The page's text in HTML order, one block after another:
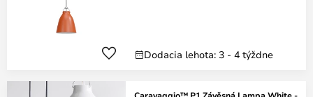
Dodacia lehota: 3 - 4 týždne